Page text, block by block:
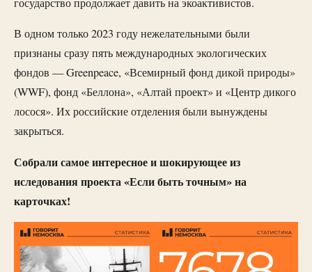
В одном только 2023 году нежелательными были
признаны сразу пять международных экологических
фондов — Greenpeace, «Всемирный фонд дикой природы»
(WWF), фонд «Беллона», «Алтай проект» и «Центр дикого
лосося». Их российские отделения были вынуждены
закрыться.
Собрали самое интересное и шокирующее из
иследования проекта «Если быть точным» на
карточках!